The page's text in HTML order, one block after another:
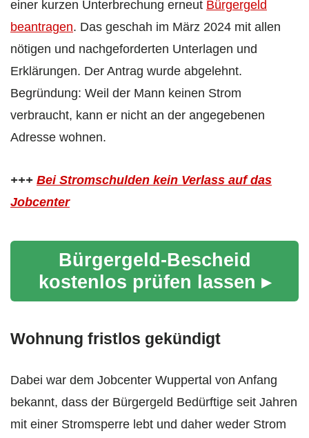
einer kurzen Unterbrechung erneut Bürgergeld
beantragen. Das geschah im März 2024 mit allen
nötigen und nachgeforderten Unterlagen und
Erklärungen. Der Antrag wurde abgelehnt.
Begründung: Weil der Mann keinen Strom
verbraucht, kann er nicht an der angegebenen
Adresse wohnen.
+++ Bei Stromschulden kein Verlass auf das
Jobcenter
Bürgergeld-Bescheid
kostenlos prüfen lassen ▸
Wohnung fristlos gekündigt
Dabei war dem Jobcenter Wuppertal von Anfang
bekannt, dass der Bürgergeld Bedürftige seit Jahren
mit einer Stromsperre lebt und daher weder Strom